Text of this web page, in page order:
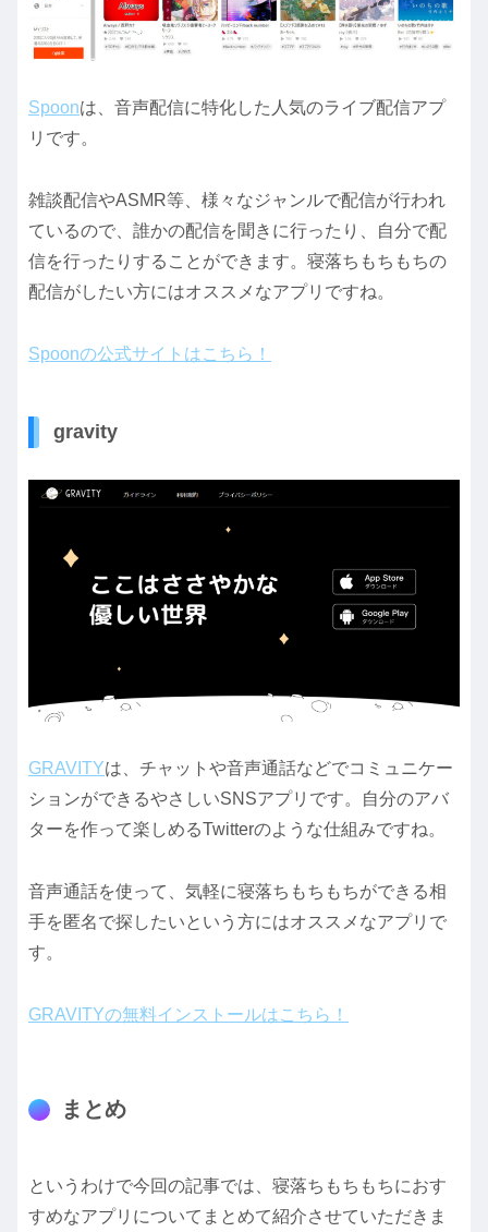
Spoonは、音声配信に特化した人気のライブ配信アプ
リです。
雑談配信やASMR等、様々なジャンルで配信が行われ
ているので、誰かの配信を聞きに行ったり、自分で配
信を行ったりすることができます。寝落ちもちもちの
配信がしたい方にはオススメなアプリですね。
Spoonの公式サイトはこちら！
gravity
GRAVITYは、チャットや音声通話などでコミュニケー
ションができるやさしいSNSアプリです。自分のアバ
ターを作って楽しめるTwitterのような仕組みですね。
音声通話を使って、気軽に寝落ちもちもちができる相
手を匿名で探したいという方にはオススメなアプリで
す。
GRAVITYの無料インストールはこちら！
まとめ
というわけで今回の記事では、寝落ちもちもちにおす
すめなアプリについてまとめて紹介させていただきま